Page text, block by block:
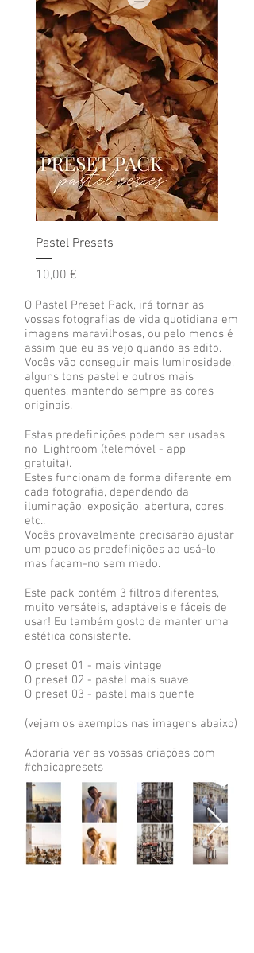
Pastel Presets
Preço
10,00 €
O Pastel Preset Pack, irá tornar as
vossas fotografias de vida quotidiana em
imagens maravilhosas, ou pelo menos é
assim que eu as vejo quando as edito.
Vocês vão conseguir mais luminosidade,
alguns tons pastel e outros mais
quentes, mantendo sempre as cores
originais.
Estas predefinições podem ser usadas
no Lightroom (telemóvel - app
gratuita).
Estes funcionam de forma diferente em
cada fotografia, dependendo da
iluminação, exposição, abertura, cores,
etc..
Vocês provavelmente precisarão ajustar
um pouco as predefinições ao usá-lo,
mas façam-no sem medo.
Este pack contém 3 filtros diferentes,
muito versáteis, adaptáveis ​​e fáceis de
usar! Eu também gosto de manter uma
estética consistente.
O preset 01 - mais vintage
O preset 02 - pastel mais suave
O preset 03 - pastel mais quente
(vejam os exemplos nas imagens abaixo)
Adoraria ver as vossas criações com
#chaicapresets